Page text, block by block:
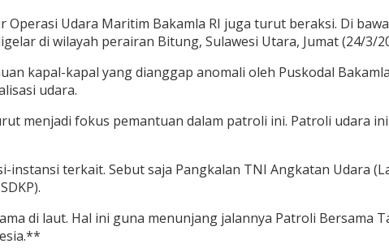
Operasi Udara Maritim Bakamla RI juga turut beraksi. Di
di wilayah perairan Bitung, Sulawesi Utara, Jumat (24/3/
kapal-kapal yang dianggap anomali oleh Puskodal
udara.
menjadi fokus pemantuan dalam patroli ini. Patroli udara
terkait. Sebut saja Pangkalan TNI Angkatan Udara
di laut. Hal ini guna menunjang jalannya Patroli Bersama